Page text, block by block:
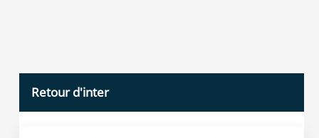
Retour d'inter